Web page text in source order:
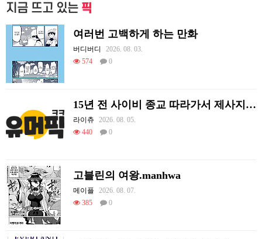
지금 뜨고 있는 픽
여러번 고백하게 하는 만화
버디버디
2026. 08. 03.
574
0
15년 전 사이비 종교 따라가서 제사지내고 온 썰.
라이츄
2026. 08. 05.
440
0
고블린의 여왕.manhwa
메이플
2026. 08. 07.
385
0